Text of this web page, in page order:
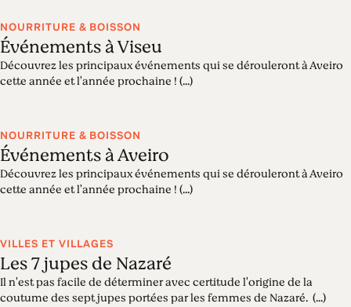
NOURRITURE & BOISSON
Événements à Viseu
Découvrez les principaux événements qui se dérouleront à Aveiro
cette année et l'année prochaine ! (...)
NOURRITURE & BOISSON
Événements à Aveiro
Découvrez les principaux événements qui se dérouleront à Aveiro
cette année et l'année prochaine ! (...)
VILLES ET VILLAGES
Les 7 jupes de Nazaré
Il n'est pas facile de déterminer avec certitude l'origine de la
coutume des sept jupes portées par les femmes de Nazaré. (...)